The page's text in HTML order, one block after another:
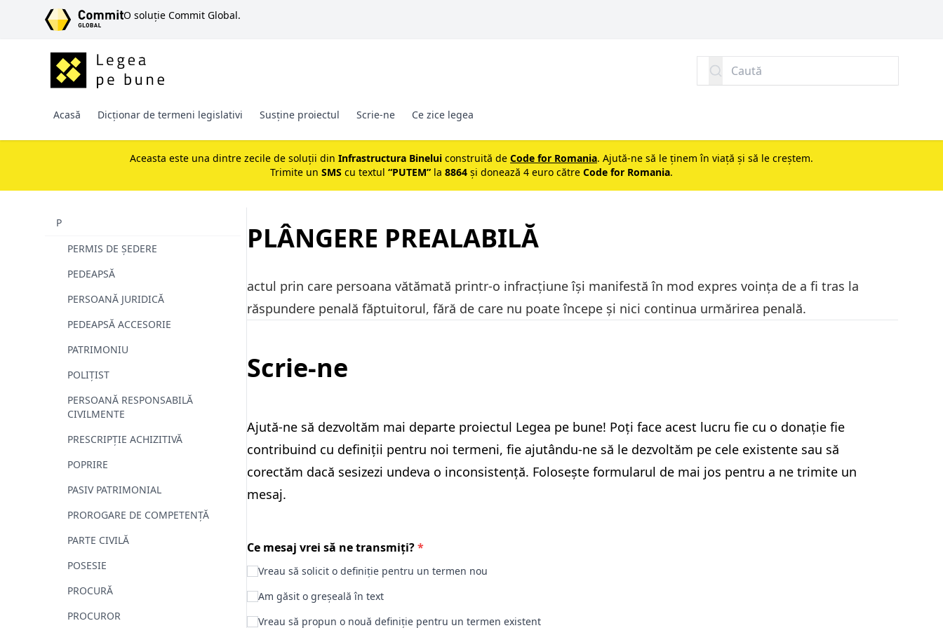
SARI LA CONȚINUT
O soluție Commit Global.
Caută
Acasă Dicționar de termeni legislativi Susține proiectul Scrie-ne Ce zice legea
Aceasta este una dintre zecile de soluții din Infrastructura Binelui construită de Code for Romania. Ajută-ne să le ținem în viață și să le creștem.
Trimite un SMS cu textul “PUTEM” la 8864 și donează 4 euro către Code for Romania.
P
PERMIS DE ȘEDERE
PEDEAPSĂ
PERSOANĂ JURIDICĂ
PEDEAPSĂ ACCESORIE
PATRIMONIU
POLIȚIST
PERSOANĂ RESPONSABILĂ
CIVILMENTE
PRESCRIPȚIE ACHIZITIVĂ
POPRIRE
PASIV PATRIMONIAL
PROROGARE DE COMPETENȚĂ
PARTE CIVILĂ
POSESIE
PROCURĂ
PROCUROR
PLÂNGERE PREALABILĂ
actul prin care persoana vătămată printr-o infracţiune îşi manifestă în mod expres voinţa de a fi tras la
răspundere penală făptuitorul, fără de care nu poate începe şi nici continua urmărirea penală.
Scrie-ne
Ajută-ne să dezvoltăm mai departe proiectul Legea pe bune! Poți face acest lucru fie cu o donație fie
contribuind cu definiții pentru noi termeni, fie ajutându-ne să le dezvoltăm pe cele existente sau să
corectăm dacă sesizezi undeva o inconsistență. Folosește formularul de mai jos pentru a ne trimite un
mesaj.
Ce mesaj vrei să ne transmiți?*
Vreau să solicit o definiție pentru un termen nou
Am găsit o greșeală în text
Vreau să propun o nouă definiție pentru un termen existent